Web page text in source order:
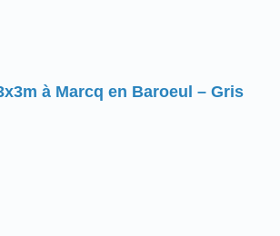
à Marcq en Baroeul – Gris